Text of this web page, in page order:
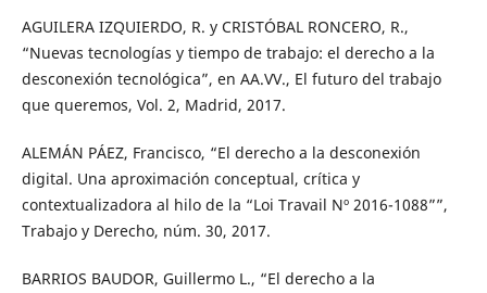
AGUILERA IZQUIERDO, R. y CRISTÓBAL RONCERO, R.,
“Nuevas tecnologías y tiempo de trabajo: el derecho a la
desconexión tecnológica”, en AA.VV., El futuro del trabajo
que queremos, Vol. 2, Madrid, 2017.
ALEMÁN PÁEZ, Francisco, “El derecho a la desconexión
digital. Una aproximación conceptual, crítica y
contextualizadora al hilo de la “Loi Travail Nº 2016-1088””,
Trabajo y Derecho, núm. 30, 2017.
BARRIOS BAUDOR, Guillermo L., “El derecho a la